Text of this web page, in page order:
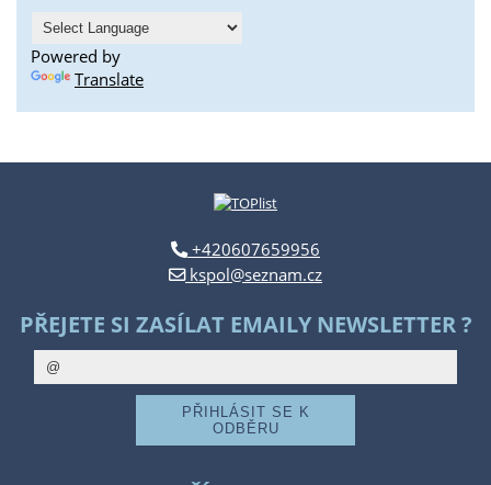
Powered by
Translate
+420607659956
kspol@seznam.cz
PŘEJETE SI ZASÍLAT EMAILY NEWSLETTER ?